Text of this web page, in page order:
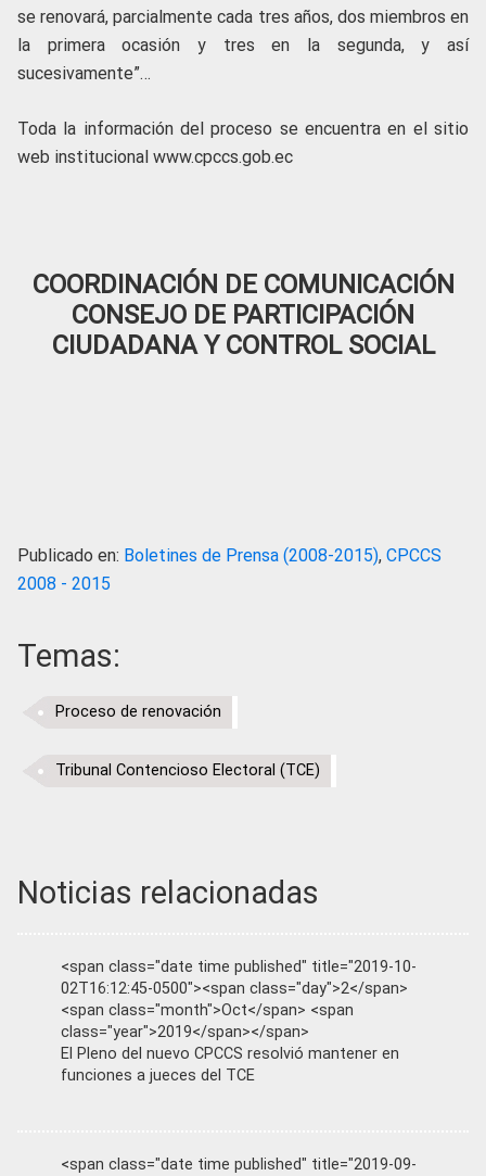
se renovará, parcialmente cada tres años, dos miembros en
la primera ocasión y tres en la segunda, y así
sucesivamente”…
Toda la información del proceso se encuentra en el sitio
web institucional www.cpccs.gob.ec
COORDINACIÓN DE COMUNICACIÓN
CONSEJO DE PARTICIPACIÓN
CIUDADANA Y CONTROL SOCIAL
Publicado en: Boletines de Prensa (2008-2015), CPCCS
2008 - 2015
Temas:
Proceso de renovación
Tribunal Contencioso Electoral (TCE)
Noticias relacionadas
<span class="date time published" title="2019-10-
02T16:12:45-0500"><span class="day">2</span>
<span class="month">Oct</span> <span
class="year">2019</span></span>
El Pleno del nuevo CPCCS resolvió mantener en
funciones a jueces del TCE
<span class="date time published" title="2019-09-